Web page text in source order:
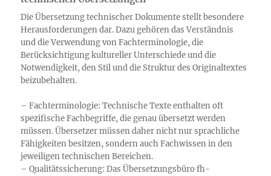
Die Übersetzung technischer Dokumente stellt besondere
Herausforderungen dar. Dazu gehören das Verständnis
und die Verwendung von Fachterminologie, die
Berücksichtigung kultureller Unterschiede und die
Notwendigkeit, den Stil und die Struktur des Originaltextes
beizubehalten.
– Fachterminologie: Technische Texte enthalten oft
spezifische Fachbegriffe, die genau übersetzt werden
müssen. Übersetzer müssen daher nicht nur sprachliche
Fähigkeiten besitzen, sondern auch Fachwissen in den
jeweiligen technischen Bereichen.
– Qualitätssicherung: Das Übersetzungsbüro fh-